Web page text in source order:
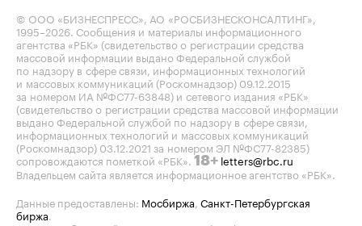
© ООО «БИЗНЕСПРЕСС», АО «РОСБИЗНЕСКОНСАЛТИНГ»,
1995–2026. Сообщения и материалы информационного
агентства «РБК» (свидетельство о регистрации средства
массовой информации выдано Федеральной службой
по надзору в сфере связи, информационных технологий
и массовых коммуникаций (Роскомнадзор) 09.12.2015
за номером ИА №ФС77-63848) и сетевого издания «РБК»
(свидетельство о регистрации средства массовой информации
выдано Федеральной службой по надзору в сфере связи,
информационных технологий и массовых коммуникаций
(Роскомнадзор) 03.12.2021 за номером ЭЛ №ФС77-82385)
сопровождаются пометкой «РБК». 18+ letters@rbc.ru
Владельцем сайта является информационное агентство «РБК».
Данные предоставлены: Мосбиржа, Санкт-Петербургская
биржа.